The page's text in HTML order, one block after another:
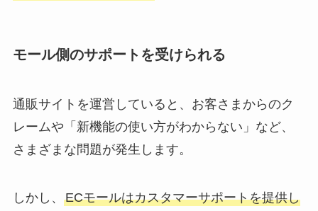
モール側のサポートを受けられる
通販サイトを運営していると、お客さまからのク
レームや「新機能の使い方がわからない」など、
さまざまな問題が発生します。
しかし、 ECモールはカスタマーサポートを提供し